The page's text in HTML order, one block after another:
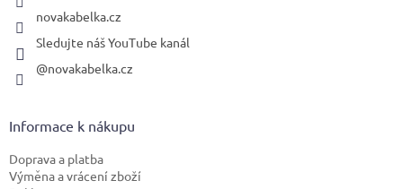
novakabelka.cz
Sledujte náš YouTube kanál
@novakabelka.cz
Informace k nákupu
Doprava a platba
Výměna a vrácení zboží